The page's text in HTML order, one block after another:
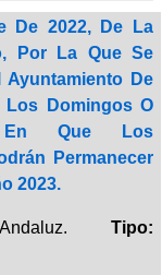
De 2022, De La
Por La Que Se
De
Los Domingos O
En Que Los
Permanecer
2023.
Tipo: